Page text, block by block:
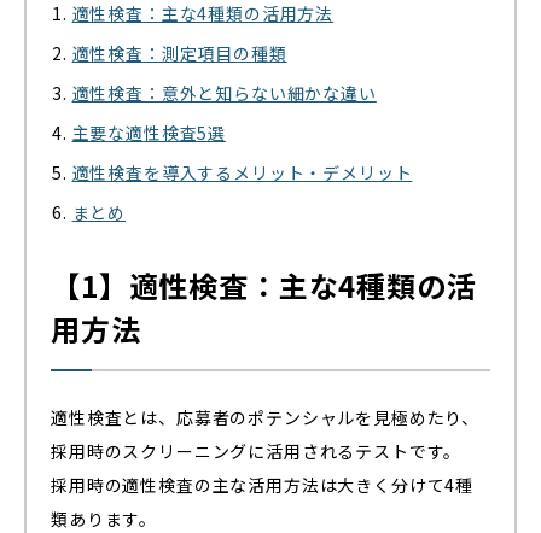
適性検査：主な4種類の活用方法
適性検査：測定項目の種類
適性検査：意外と知らない細かな違い
主要な適性検査5選
適性検査を導入するメリット・デメリット
まとめ
【1】適性検査：主な4種類の活
用方法
適性検査とは、応募者のポテンシャルを見極めたり、
採用時のスクリーニングに活用されるテストです。
採用時の適性検査の主な活用方法は大きく分けて4種
類あります。